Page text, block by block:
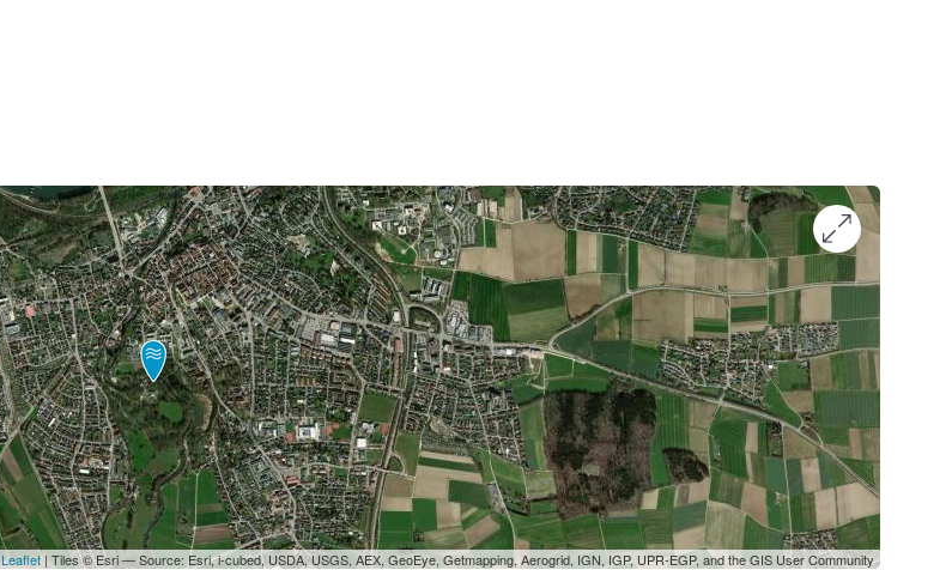
Leaflet| Tiles © Esri — Source: Esri, i-cubed, USDA, USGS, AEX, GeoEye, Getmapping, Aerogrid, IGN, IGP, UPR-EGP, and the GIS User Community